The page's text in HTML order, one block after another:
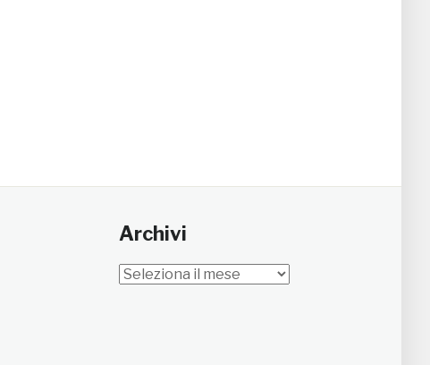
Archivi
Archivi